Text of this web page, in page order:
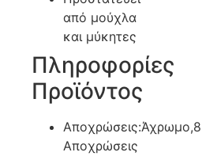
από μούχλα
και μύκητες
Πληροφορίες
Προϊόντος
Αποχρώσεις:Άχρωμο,8
Αποχρώσεις